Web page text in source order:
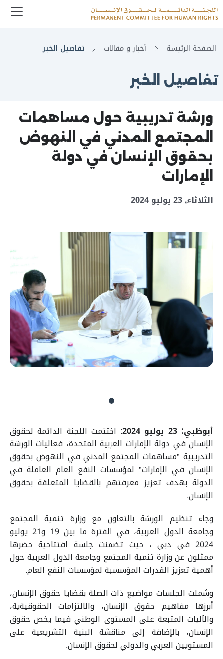
الصفحة الرئيسة أخبار و مقالات تفاصيل الخبر
تفاصيل الخبر
ورشة تدريبية حول مساهمات
المجتمع المدني في النهوض
بحقوق الإنسان في دولة
الإمارات
الثلاثاء, 23 يوليو 2024
أبوظبي؛ 23 يوليو 2024 : اختتمت اللجنة الدائمة لحقوق
الإنسان في دولة الإمارات العربية المتحدة، فعاليات الورشة
التدريبية "مساهمات المجتمع المدني في النهوض بحقوق
الإنسان في الإمارات" لمؤسسات النفع العام العاملة في
الدولة بهدف تعزيز معرفتهم بالقضايا المتعلقة بحقوق
الإنسان.
وجاء تنظيم الورشة بالتعاون مع وزارة تنمية المجتمع
وجامعة الدول العربية، في الفترة ما بين 19 و21 يوليو
2024 في دبي ، حيث تضمنت جلسة افتتاحية حضرها
ممثلون عن وزارة تنمية المجتمع وجامعة الدول العربية حول
أهمية تعزيز القدرات المؤسسية لمؤسسات النفع العام.
وشملت الجلسات مواضيع ذات الصلة بقضايا حقوق الإنسان،
أبرزها مفاهيم حقوق الإنسان، والالتزامات الحقوقيةية،
والآليات المتبعة على المستوى الوطني فيما يخص حقوق
الإنسان، بالإضافة إلى مناقشة البنية التشريعية على
المستويين العربي والدولي لحقوق الإنسان.